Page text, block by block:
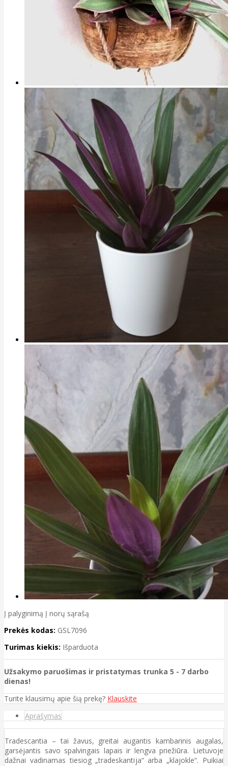
Į palyginimą Į norų sąrašą
Prekės kodas: GSL7096
Turimas kiekis: Išparduota
Užsakymo paruošimas ir pristatymas trunka 5 - 7 darbo
dienas!
Turite klausimų apie šią prekę? Klauskite
Aprašymas
Tradescantia – tai žavus, greitai augantis kambarinis augalas,
garsėjantis savo spalvingais lapais ir lengva priežiūra. Lietuvoje
dažnai vadinamas tiesiog „tradeskantija“ arba „klajokle“. Puikiai